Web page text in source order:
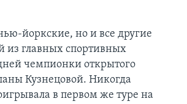
йоркские, но и все другие
из главных спортивных
чемпионки открытого
Кузнецовой. Никогда
в первом же туре на